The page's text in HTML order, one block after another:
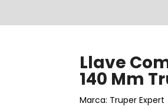
Llave
140 Mm
Marca: Truper Expert